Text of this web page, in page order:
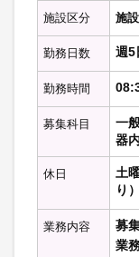
施設区分 施設
勤務日数 週5
勤務時間
募集科目
一
器
内
マ
の
休日
土
り）
業務内容
募
業